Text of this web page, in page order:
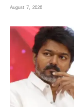
August 7, 2026